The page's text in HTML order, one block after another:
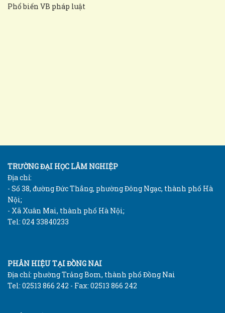
Phổ biến VB pháp luật
TRƯỜNG ĐẠI HỌC LÂM NGHIỆP
Địa chỉ:
- Số 38, đường Đức Thắng, phường Đông Ngạc, thành phố Hà
Nội;
- Xã Xuân Mai, thành phố Hà Nội;
Tel: 024 33840233
PHÂN HIỆU TẠI ĐỒNG NAI
Địa chỉ: phường Trảng Bom, thành phố Đồng Nai
Tel: 02513 866 242 - Fax: 02513 866 242